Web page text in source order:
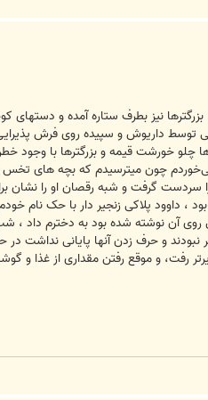
نیز بطرف ستاره آمده و دستهای
داریوش و سپیده روی فرش
خورشت قیمه و بزرگترها با وجود
چون میترسیدم که بچه های
گرفت و شبه رقصان او را نشان
، داوود پلاکی زنجیر دار با حک نام
آن نوشته شده بود به دخترم داد ،
و حرف زدن آنها پایانی نداشت در
و موقع رفتن مقداری از غذا و